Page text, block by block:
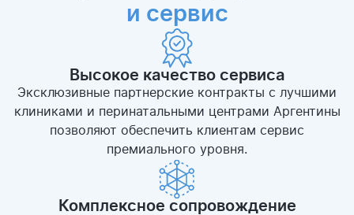
и сервис
Высокое качество сервиса
Эксклюзивные партнерские контракты с лучшими
клиниками и перинатальными центрами Аргентины
позволяют обеспечить клиентам сервис
премиального уровня.
Комплексное сопровождение